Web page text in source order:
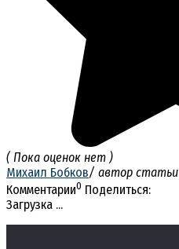
( Пока оценок нет )
Михаил Бобков/ автор статьи
Комментарии0 Поделиться:
Загрузка ...